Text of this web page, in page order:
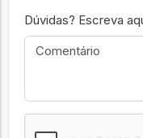
Dúvidas? Escreva